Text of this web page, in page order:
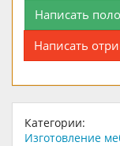
Написать
Написать
Категории:
Изготовление